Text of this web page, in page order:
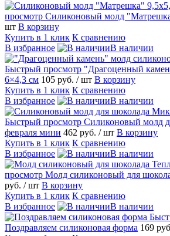
просмотр Силиконовый молд
шт В корзину
Купить в 1 клик К сравнению
В избранное
В наличии
Быстрый просмотр "Драгоценный
6×4,3 см 105 руб. / шт В корзину
Купить в 1 клик К сравнению
В избранное
В наличии
Быстрый просмотр Силиконовый молд
февраля мини 462 руб. / шт В корзину
Купить в 1 клик К сравнению
В избранное
В наличии
просмотр Молд силиконовый для
руб. / шт В корзину
Купить в 1 клик К сравнению
В избранное
В наличии
Поздравляем силиконовая форма 169